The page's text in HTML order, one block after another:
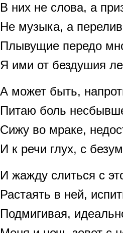
В них не слова, а
Не музыка, а
Плывущие передо
Я ими от бездушия
А может быть,
Питаю боль
Сижу во мраке,
И к речи глух, с
И жажду слиться с
Растаять в ней,
Подмигивая,